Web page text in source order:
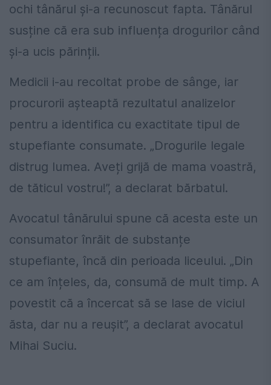
ochi tânărul și-a recunoscut fapta. Tânărul
susține că era sub influența drogurilor când
și-a ucis părinții.
Medicii i-au recoltat probe de sânge, iar
procurorii așteaptă rezultatul analizelor
pentru a identifica cu exactitate tipul de
stupefiante consumate. „Drogurile legale
distrug lumea. Aveți grijă de mama voastră,
de tăticul vostru!”, a declarat bărbatul.
Avocatul tânărului spune că acesta este un
consumator înrăit de substanțe
stupefiante, încă din perioada liceului. „Din
ce am înțeles, da, consumă de mult timp. A
povestit că a încercat să se lase de viciul
ăsta, dar nu a reușit”, a declarat avocatul
Mihai Suciu.